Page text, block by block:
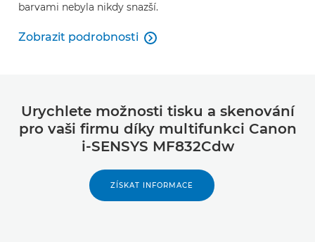
barvami nebyla nikdy snazší.
Zobrazit podrobnosti
PosterArtist

Urychlete možnosti tisku a skenování
pro vaši firmu díky multifunkci Canon
i-SENSYS MF832Cdw
ZÍSKAT INFORMACE